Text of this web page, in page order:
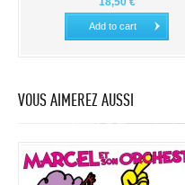
Add to cart
VOUS AIMEREZ AUSSI